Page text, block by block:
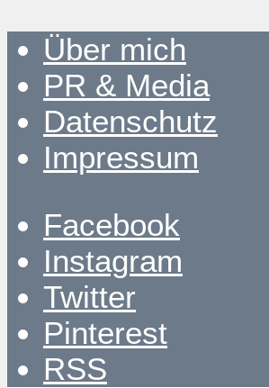
Über mich
PR & Media
Datenschutz
Impressum
Facebook
Instagram
Twitter
Pinterest
RSS